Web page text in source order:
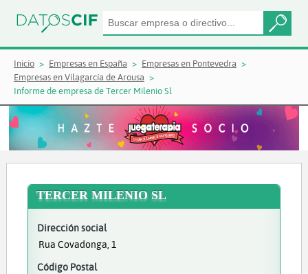
Inicio Empresas en España
Empresas en Pontevedra
Empresas en Vilagarcía de Arousa
Informe de empresa de Tercer Milenio Sl
TERCER MILENIO SL
Dirección social
Rua Covadonga, 1
Código Postal